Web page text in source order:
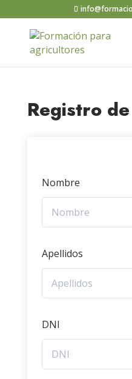
Registro
Nombre
Apellidos
DNI